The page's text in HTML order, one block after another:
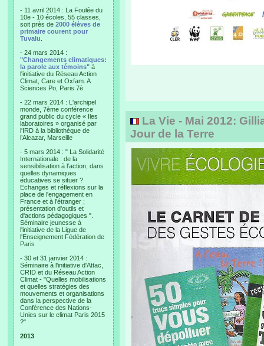
- 11 avril 2014 : La Foulée du
10e - 10 écoles, 55 classes,
soit près de 2000 élèves de
primaire courent pour
Tuvalu
- 24 mars 2014 :
"Changements climatiques:
la parole aux témoins" à
l'initiative du Réseau Action
Climat, Care et Oxfam. A
Sciences Po, Paris 7è
- 22 mars 2014 : L'archipel
monde, 7ème conférence
grand public du cycle « Iles
laboratoires » organisé par
l'IRD à la bibliothèque de
l’Alcazar, Marseille
- 5 mars 2014 : " La Solidarité
Internationale : de la
sensibilisation à l'action, dans
quelles dynamiques
éducatives se situer ?
Echanges et réflexions sur la
place de l'engagement en
France et à l'étranger ;
présentation d'outils et
d'actions pédagogiques ".
Séminaire jeunesse à
l'initiative de la Ligue de
l'Enseignement Fédération de
Paris
- 30 et 31 janvier 2014 :
Séminaire à l'initiative d'Attac,
CRID et du Réseau Action
Climat - "Quelles mobilisations
et quelles stratégies des
mouvements et organisations
dans la perspective de la
Conférence des Nations-
Unies sur le climat Paris 2015
?"
2013
La Vie - Mai 2012:
Jour de la Terre